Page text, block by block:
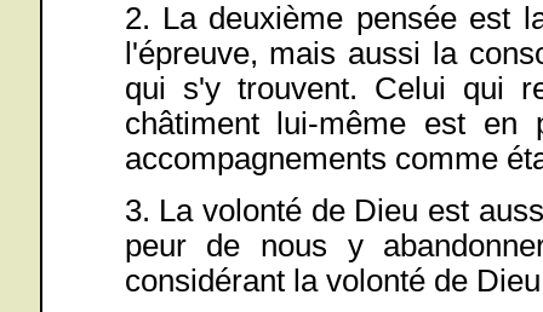
2. La deuxième pensée est
l'épreuve, mais aussi la
qui s'y trouvent. Celui qui
châtiment lui-même est en
accompagnements comme
3. La volonté de Dieu est
peur de nous y
considérant la volonté de